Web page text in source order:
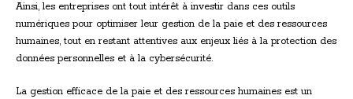
Ainsi, les entreprises ont tout intérêt à investir dans ces outils
numériques pour optimiser leur gestion de la paie et des ressources
humaines, tout en restant attentives aux enjeux liés à la protection des
données personnelles et à la cybersécurité.
La gestion efficace de la paie et des ressources humaines est un